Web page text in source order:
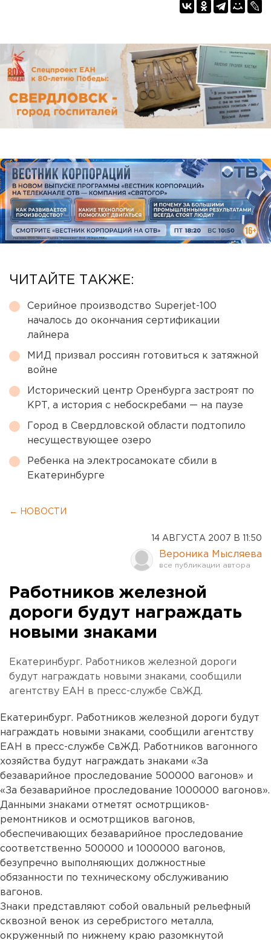
ЧИТАЙТЕ ТАКЖЕ:
Серийное производство Superjet-100
началось до окончания сертификации
лайнера
МИД призвал россиян готовиться к затяжной
войне
Исторический центр Оренбурга застроят по
КРТ, а история с небоскребами — на паузе
Город в Свердловской области подтопило
несуществующее озеро
Ребенка на электросамокате сбили в
Екатеринбурге
← НОВОСТИ
14 АВГУСТА 2007 В 11:50
Вероника Мысляева
Работников железной
дороги будут награждать
новыми знаками
Екатеринбург. Работников железной дороги
будут награждать новыми знаками, сообщили
агентству ЕАН в пресс-службе СвЖД.
Екатеринбург. Работников железной дороги будут
награждать новыми знаками, сообщили агентству
ЕАН в пресс-службе СвЖД. Работников вагонного
хозяйства будут награждать знаками «За
безаварийное проследование 500000 вагонов» и
«За безаварийное проследование 1000000 вагонов».
Данными знаками отметят осмотрщиков-
ремонтников и осмотрщиков вагонов,
обеспечивающих безаварийное проследование
соответственно 500000 и 1000000 вагонов,
безупречно выполняющих должностные
обязанности по техническому обслуживанию
вагонов.
Знаки представляют собой овальный рельефный
сквозной венок из серебристого металла,
окруженный по нижнему краю разомкнутой